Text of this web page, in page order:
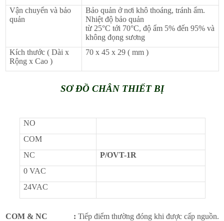
Vận chuyển và bảo
quản
Bảo quản ở nơi khô thoáng, tránh ẩm.
Nhiệt độ bảo quản
từ 25°C tới 70°C, độ ẩm 5% đến 95% và
không đọng sương
Kích thước ( Dài x
Rộng x Cao )
70 x 45 x 29 ( mm )
SƠ ĐỒ CHÂN THIẾT BỊ
NO
COM
NC
P/OVT-1R
0 VAC
24VAC
COM & NC : Tiếp điểm thường đóng khi được cấp nguồn.